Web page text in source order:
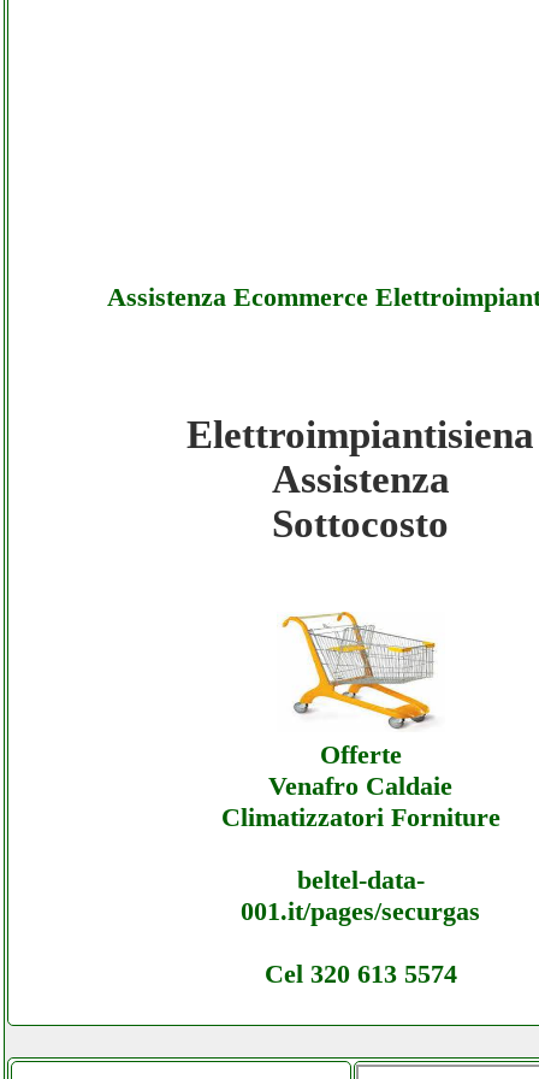
Assistenza Ecommerce
Elettroimpiantisiena - Assistenza
Elettroimpiantisiena - Sottocosto
Elettroimpiantisiena - Assistenza
Elettroimpiantisiena - Assistenza
Elettroimpiantisiena
Assistenza
Sottocosto
Offerte
Venafro Caldaie
Climatizzatori Forniture
beltel-data-
001.it/pages/securgas
Cel 320 613 5574